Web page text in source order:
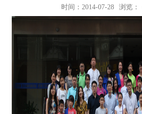
时间：2014-07-28 浏览：